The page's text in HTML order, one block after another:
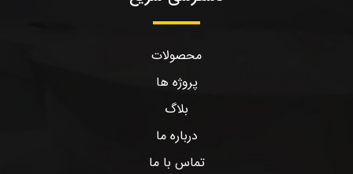
محصولات
پروژه ها
بلاگ
درباره ما
تماس با ما